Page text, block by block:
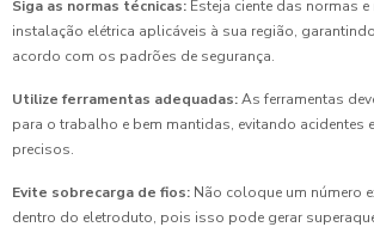
Siga as normas técnicas: Esteja ciente das normas
instalação elétrica aplicáveis à sua região,
acordo com os padrões de segurança.
Utilize ferramentas adequadas:As ferramentas
para o trabalho e bem mantidas, evitando acidentes
precisos.
Evite sobrecarga de fios: Não coloque um número
dentro do eletroduto, pois isso pode gerar